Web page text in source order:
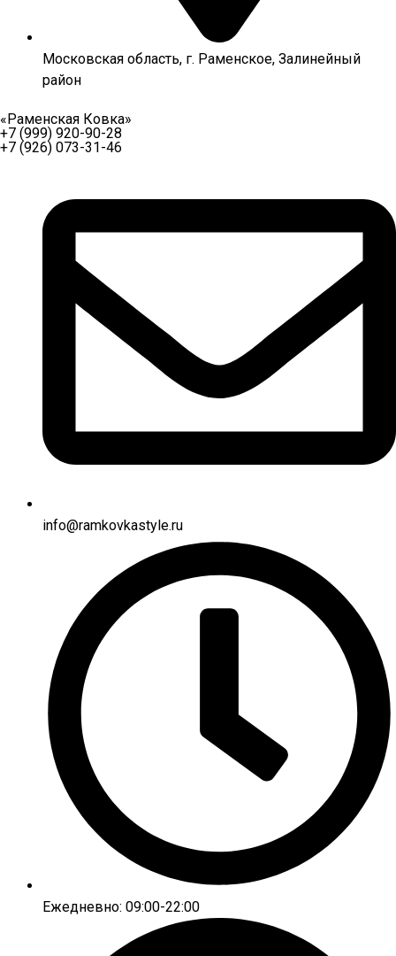
Московская область, г. Раменское, Залинейный
район
«Раменская Ковка»
+7 (999) 920-90-28
+7 (926) 073-31-46
info@ramkovkastyle.ru
Ежедневно: 09:00-22:00